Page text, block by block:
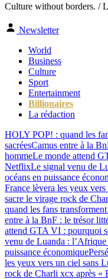
Culture without borders. /
Newsletter
World
Business
Culture
Sport
Entertainment
Billionaires
La rédaction
HOLY POP! : quand les
sacréesCamus entre à la
hommeLe monde attend
NetflixLe signal venu de
océans en puissance
France lèvera les yeux
sacre le virage rock de
quand les fans
entre à la BnF : le trésor
attend GTA VI : pourquoi
venu de Luanda : l’Afrique
puissance économique
les yeux vers un ciel sans
rock de Charli xcx après «